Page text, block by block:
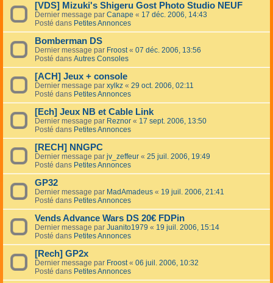
[VDS] Mizuki's Shigeru Gost Photo Studio NEUF
Dernier message par Canape « 17 déc. 2006, 14:43
Posté dans Petites Annonces
Bomberman DS
Dernier message par Froost« 07 déc. 2006, 13:56
Posté dans Autres Consoles
[ACH] Jeux + console
Dernier message par xylkz « 29 oct. 2006, 02:11
Posté dans Petites Annonces
[Ech] Jeux NB et Cable Link
Dernier message par Reznor « 17 sept. 2006, 13:50
Posté dans Petites Annonces
[RECH] NNGPC
Dernier message par jv_zeffeur « 25 juil. 2006, 19:49
Posté dans Petites Annonces
GP32
Dernier message par MadAmadeus « 19 juil. 2006, 21:41
Posté dans Petites Annonces
Vends Advance Wars DS 20€ FDPin
Dernier message par Juanito1979 « 19 juil. 2006, 15:14
Posté dans Petites Annonces
[Rech] GP2x
Dernier message par Froost« 06 juil. 2006, 10:32
Posté dans Petites Annonces